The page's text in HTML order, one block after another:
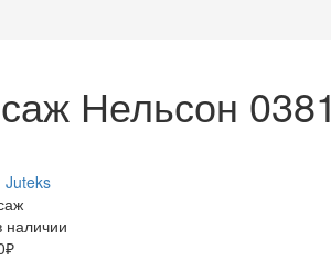
Нельсон 0381
Juteks
наличии